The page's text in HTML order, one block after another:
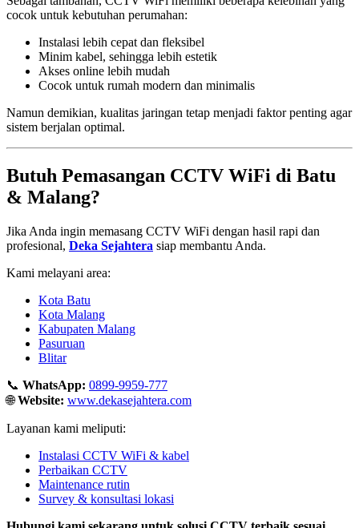
cocok untuk kebutuhan perumahan:
Instalasi lebih cepat dan fleksibel
Minim kabel, sehingga lebih estetik
Akses online lebih mudah
Cocok untuk rumah modern dan minimalis
Namun demikian, kualitas jaringan tetap menjadi faktor penting agar
sistem berjalan optimal.
Butuh Pemasangan CCTV WiFi di Batu
& Malang?
Jika Anda ingin memasang CCTV WiFi dengan hasil rapi dan
profesional, Deka Sejahtera siap membantu Anda.
Kami melayani area:
Kota Batu
Kota Malang
Kabupaten Malang
Pasuruan
Blitar
📞 WhatsApp: 0899-9959-777
🌐Website: www.dekasejahtera.com
Layanan kami meliputi:
Instalasi CCTV WiFi & kabel
Perbaikan CCTV
Maintenance rutin
Survey & konsultasi lokasi